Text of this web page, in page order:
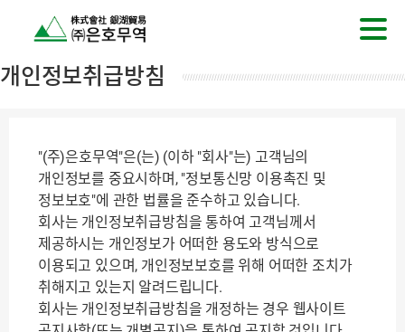
개인정보취급방침
"(주)은호무역"은(는) (이하 "회사"는) 고객님의
개인정보를 중요시하며, "정보통신망 이용촉진 및
정보보호"에 관한 법률을 준수하고 있습니다.
회사는 개인정보취급방침을 통하여 고객님께서
제공하시는 개인정보가 어떠한 용도와 방식으로
이용되고 있으며, 개인정보보호를 위해 어떠한 조치가
취해지고 있는지 알려드립니다.
회사는 개인정보취급방침을 개정하는 경우 웹사이트